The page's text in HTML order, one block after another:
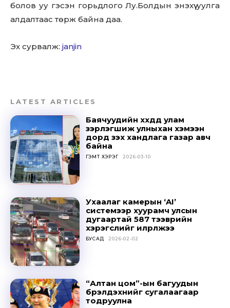
Sing up for our newsletter
SUBSCRIBE
болов уу гэсэн горьдлого Лу.Болдын энэхүү уулга
алдалтаас төрж байна даа.
Эх сурвалж: janjin
LATEST ARTICLES
Баячуудийн хүүхдүүд улам
зэрлэгшиж улныхан хэмээн
дорд үзэх хандлага газар авч
байна
ГЭМТ ХЭРЭГ 2026-03-10
Ухаалаг камерын ‘AI’
системээр хуурамч улсын
дугаартай 587 тээврийн
хэрэгслийг илрүүлжээ
БУСАД 2026-02-02
“Алтан цом”-ын багуудын
бүрэлдэхүүнийг сугалаагаар
тодруулна